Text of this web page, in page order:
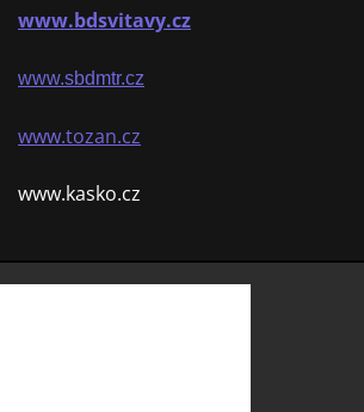
www.bdsvitavy.cz
www.sbdmtr.cz
www.tozan.cz
www.kasko.cz